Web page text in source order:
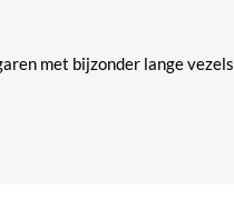
met bijzonder lange vezels